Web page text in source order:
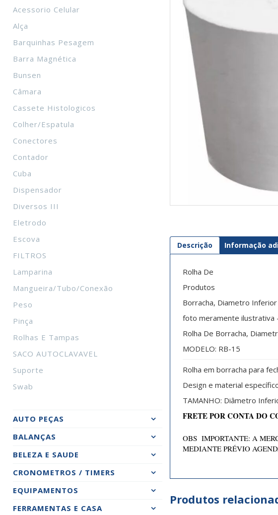
Acessorio Celular
Alça
Barquinhas Pesagem
Barra Magnética
Bunsen
Câmara
Cassete Histologicos
Colher/Espatula
Conectores
Contador
Cuba
Dispensador
Diversos III
Eletrodo
Escova
FILTROS
Lamparina
Mangueira/tubo/conexão
Peso
Pinça
Rolhas E Tampas
SACO AUTOCLAVAVEL
Suporte
Swab
AUTO PEÇAS
BALANÇAS
BELEZA E SAUDE
CRONOMETROS / TIMERS
EQUIPAMENTOS
FERRAMENTAS E CASA
Descrição Informação
Rolha De
Produtos
Borracha, Diametro
foto meramente ilustrativa
Rolha De Borracha,
MODELO: RB-15
Rolha em borracha para
Design e material
TAMANHO: Diâmetro
FRETE POR CONTA DO
OBS IMPORTANTE: A
MEDIANTE PRÉVIO
Produtos